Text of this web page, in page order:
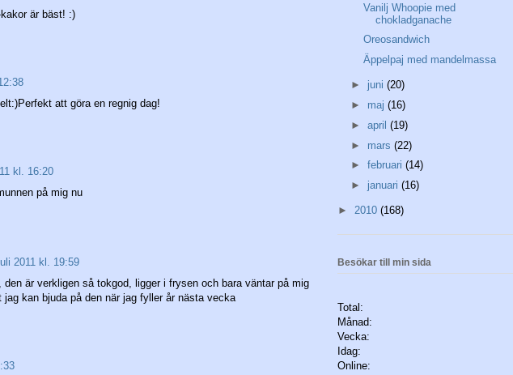
är bäst! :)
att göra en regnig dag!
kl. 16:20
på mig nu
2011 kl. 19:59
den är verkligen så tokgod, ligger i frysen och bara väntar på mig
kan bjuda på den när jag fyller år nästa vecka
Vanilj Whoopie med
chokladganache
Oreosandwich
Äppelpaj med mandelmassa
► juni (20)
► maj (16)
► april (19)
► mars (22)
► februari (14)
► januari (16)
► 2010 (168)
Besökar till min sida
Total:
Månad:
Vecka:
Idag:
Online: